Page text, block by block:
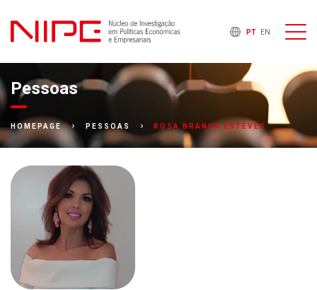
PT EN
Pessoas
HOMEPAGE PESSOAS ROSA BRANCA ESTEVES